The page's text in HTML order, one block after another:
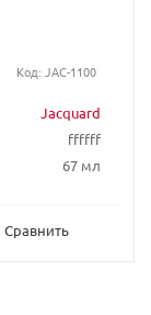
Jacquard
ffffff
67 мл
Сравнить
Код: JAC-1100